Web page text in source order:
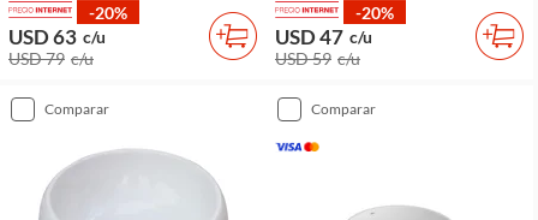
-20%
USD 63 c/u
USD 79 c/u
-20%
USD 47 c/u
USD 59 c/u
comparar comparar